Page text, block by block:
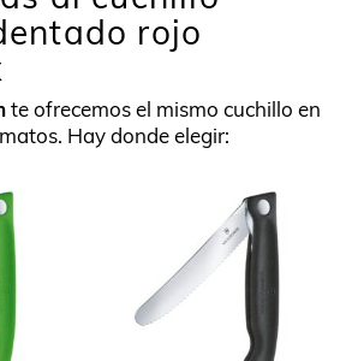
rojo
te ofrecemos el mismo cuchillo en
Hay donde elegir: